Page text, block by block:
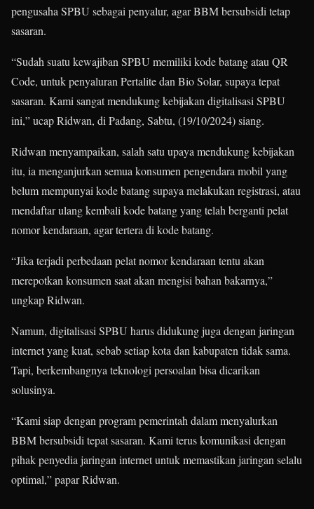
pengusaha SPBU sebagai penyalur, agar BBM bersubsidi tetap
sasaran.
“Sudah suatu kewajiban SPBU memiliki kode batang atau QR
Code, untuk penyaluran Pertalite dan Bio Solar, supaya tepat
sasaran. Kami sangat mendukung kebijakan digitalisasi SPBU
ini,” ucap Ridwan, di Padang, Sabtu, (19/10/2024) siang.
Ridwan menyampaikan, salah satu upaya mendukung kebijakan
itu, ia menganjurkan semua konsumen pengendara mobil yang
belum mempunyai kode batang supaya melakukan registrasi, atau
mendaftar ulang kembali kode batang yang telah berganti pelat
nomor kendaraan, agar tertera di kode batang.
“Jika terjadi perbedaan pelat nomor kendaraan tentu akan
merepotkan konsumen saat akan mengisi bahan bakarnya,”
ungkap Ridwan.
Namun, digitalisasi SPBU harus didukung juga dengan jaringan
internet yang kuat, sebab setiap kota dan kabupaten tidak sama.
Tapi, berkembangnya teknologi persoalan bisa dicarikan
solusinya.
“Kami siap dengan program pemerintah dalam menyalurkan
BBM bersubsidi tepat sasaran. Kami terus komunikasi dengan
pihak penyedia jaringan internet untuk memastikan jaringan selalu
optimal,” papar Ridwan.